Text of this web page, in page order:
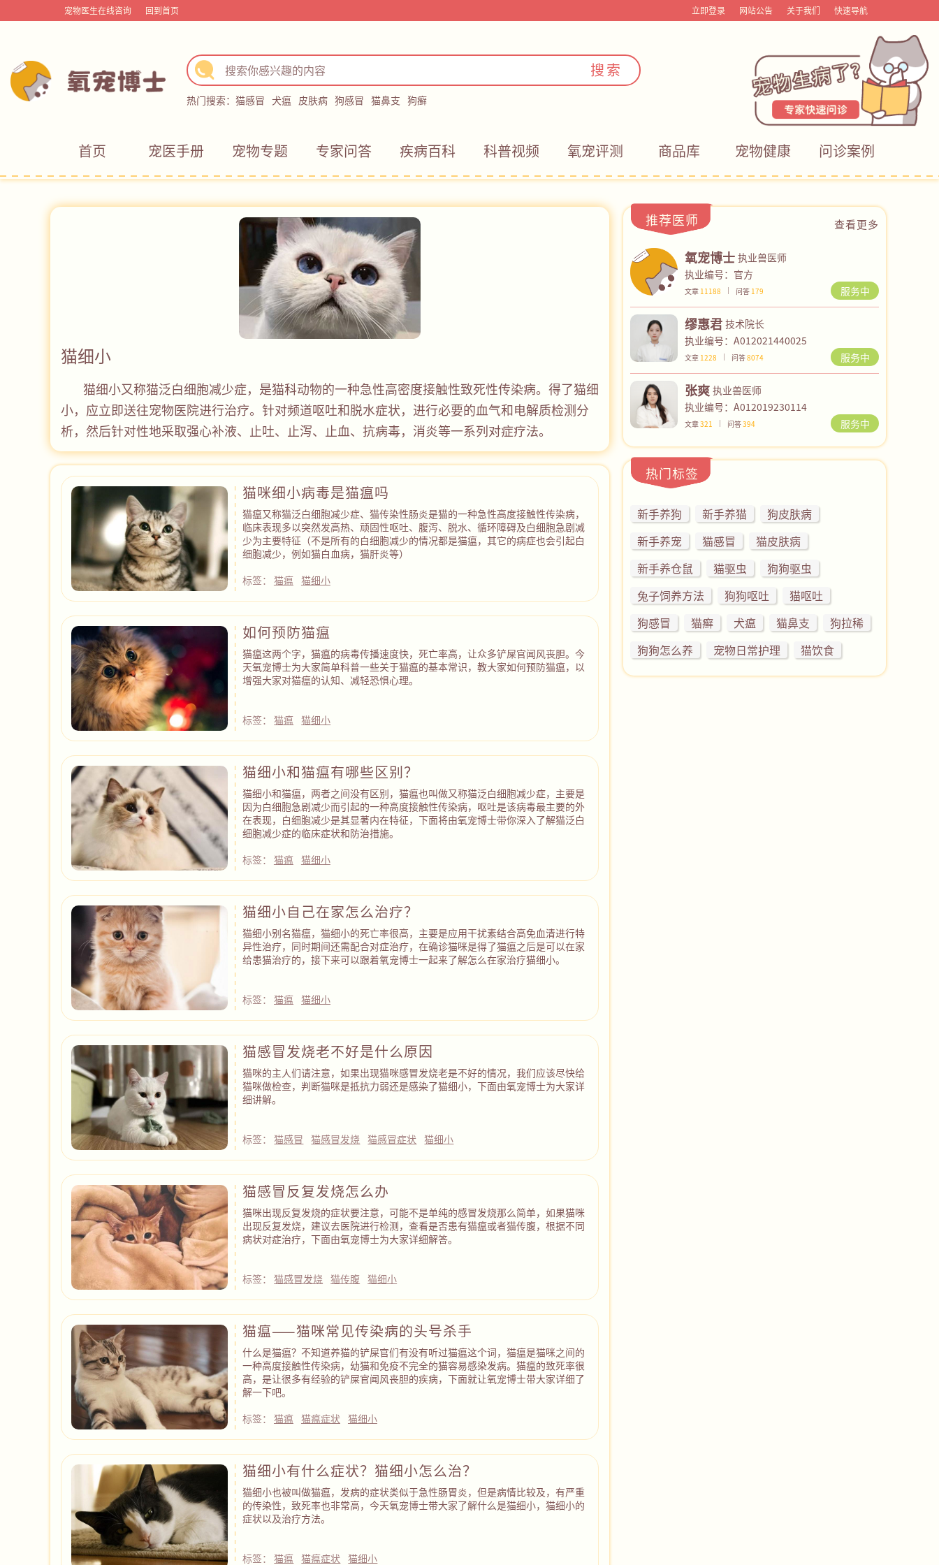
宠物医生在线咨询 回到首页 立即登录 网站公告 关于我们 快速导航
搜索
热门搜索： 猫感冒 犬瘟 皮肤病 狗感冒 猫鼻支 狗癣
首页 宠医手册 宠物专题 专家问答 疾病百科 科普视频 氧宠评测 商品库 宠物健康 问诊案例
猫细小
猫细小又称猫泛白细胞减少症，是猫科动物的一种急性高密度接触性致死性传染病。得了猫细
小，应立即送往宠物医院进行治疗。针对频道呕吐和脱水症状，进行必要的血气和电解质检测分
析，然后针对性地采取强心补液、止吐、止泻、止血、抗病毒，消炎等一系列对症疗法。
猫咪细小病毒是猫瘟吗
猫瘟又称猫泛白细胞减少症、猫传染性肠炎是猫的一种急性高度接触性传染病，
临床表现多以突然发高热、顽固性呕吐、腹泻、脱水、循环障碍及白细胞急剧减
少为主要特征（不是所有的白细胞减少的情况都是猫瘟，其它的病症也会引起白
细胞减少，例如猫白血病，猫肝炎等）
标签： 猫瘟 猫细小
如何预防猫瘟
猫瘟这两个字，猫瘟的病毒传播速度快，死亡率高，让众多铲屎官闻风丧胆。今
天氧宠博士为大家简单科普一些关于猫瘟的基本常识，教大家如何预防猫瘟，以
增强大家对猫瘟的认知、减轻恐惧心理。
标签：猫瘟 猫细小
猫细小和猫瘟有哪些区别？
猫细小和猫瘟，两者之间没有区别，猫瘟也叫做又称猫泛白细胞减少症，主要是
因为白细胞急剧减少而引起的一种高度接触性传染病，呕吐是该病毒最主要的外
在表现，白细胞减少是其显著内在特征，下面将由氧宠博士带你深入了解猫泛白
细胞减少症的临床症状和防治措施。
标签： 猫瘟 猫细小
猫细小自己在家怎么治疗？
猫细小别名猫瘟，猫细小的死亡率很高，主要是应用干扰素结合高免血清进行特
异性治疗，同时期间还需配合对症治疗，在确诊猫咪是得了猫瘟之后是可以在家
给患猫治疗的，接下来可以跟着氧宠博士一起来了解怎么在家治疗猫细小。
标签：猫瘟 猫细小
猫感冒发烧老不好是什么原因
猫咪的主人们请注意，如果出现猫咪感冒发烧老是不好的情况，我们应该尽快给
猫咪做检查，判断猫咪是抵抗力弱还是感染了猫细小，下面由氧宠博士为大家详
细讲解。
标签：猫感冒 猫感冒发烧 猫感冒症状 猫细小
猫感冒反复发烧怎么办
猫咪出现反复发烧的症状要注意，可能不是单纯的感冒发烧那么简单，如果猫咪
出现反复发烧，建议去医院进行检测，查看是否患有猫瘟或者猫传腹，根据不同
病状对症治疗，下面由氧宠博士为大家详细解答。
标签：猫感冒发烧 猫传腹 猫细小
猫瘟——猫咪常见传染病的头号杀手
什么是猫瘟？不知道养猫的铲屎官们有没有听过猫瘟这个词，猫瘟是猫咪之间的
一种高度接触性传染病，幼猫和免疫不完全的猫容易感染发病。猫瘟的致死率很
高，是让很多有经验的铲屎官闻风丧胆的疾病，下面就让氧宠博士带大家详细了
解一下吧。
标签： 猫瘟 猫瘟症状 猫细小
猫细小有什么症状？猫细小怎么治？
猫细小也被叫做猫瘟，发病的症状类似于急性肠胃炎，但是病情比较及，有严重
的传染性，致死率也非常高，今天氧宠博士带大家了解什么是猫细小，猫细小的
症状以及治疗方法。
标签：猫瘟 猫瘟症状 猫细小
推荐医师 查看更多
氧宠博士 执业兽医师
执业编号：官方
文章 11188 问答 179 服务中
缪惠君 技术院长
执业编号：A012021440025
文章 1228 问答8074 服务中
张爽 执业兽医师
执业编号：A012019230114
文章321 问答394 服务中
热门标签
新手养狗 新手养猫
狗皮肤病
新手养宠
猫感冒
猫皮肤病
新手养仓鼠
猫驱虫
狗狗驱虫
兔子饲养方法
狗狗呕吐
猫呕吐
狗感冒
猫癣 犬瘟 猫鼻支
狗拉稀
狗狗怎么养
宠物日常护理 猫饮食